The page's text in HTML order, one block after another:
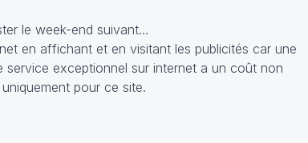
le week-end suivant…
en affichant et en visitant les publicités car une
service exceptionnel sur internet a un coût non
pour ce site.